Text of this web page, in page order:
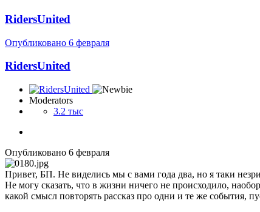
RidersUnited
Опубликовано 6 февраля
RidersUnited
Moderators
3.2 тыс
Опубликовано 6 февраля
Привет, БП. Не виделись мы с вами года два, но я таки
Не могу сказать, что в жизни ничего не происходило,
какой смысл повторять рассказ про одни и те же события,